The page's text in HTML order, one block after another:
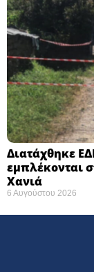
Διατάχθηκε
εμπλέκονται
Χανιά
6 Αυγούστου 2026